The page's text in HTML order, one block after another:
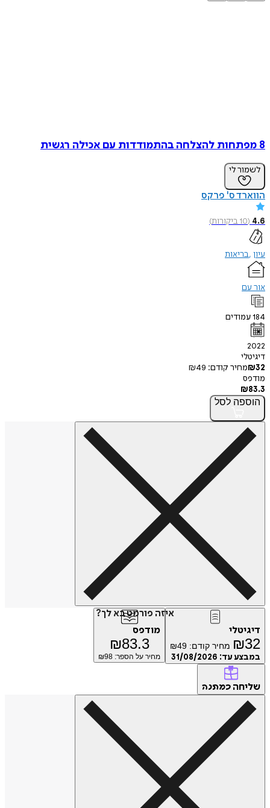
8 מפתחות להצלחה בהתמודדות עם אכילה רגשית
לשמור לי
הווארד ס' פרקס
4.6
(
10ביקורות)
עיון בריאות
אור עם
184עמודים
2022
דיגיטלי
₪32 מחיר קודם: ₪49
מודפס
₪83.3
הוספה לסל
איזה פורמט בא לך?
דיגיטלי
₪32 מחיר קודם: ₪49
במבצע עד: 31/08/2026
מודפס
₪83.3
מחיר על הספר: ₪ 98
שליחה כמתנה